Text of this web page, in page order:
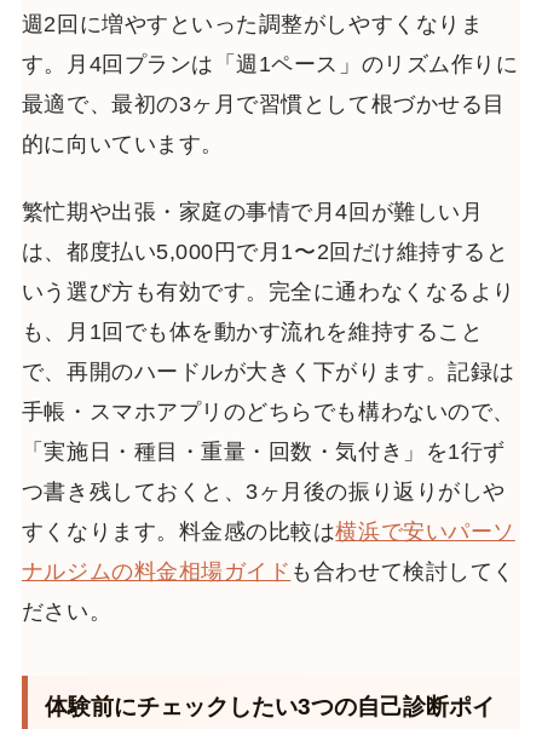
週2回に増やすといった調整がしやすくなりま
す。月4回プランは「週1ペース」のリズム作りに
最適で、最初の3ヶ月で習慣として根づかせる目
的に向いています。
繁忙期や出張・家庭の事情で月4回が難しい月
は、都度払い5,000円で月1〜2回だけ維持すると
いう選び方も有効です。完全に通わなくなるより
も、月1回でも体を動かす流れを維持すること
で、再開のハードルが大きく下がります。記録は
手帳・スマホアプリのどちらでも構わないので、
「実施日・種目・重量・回数・気付き」を1行ず
つ書き残しておくと、3ヶ月後の振り返りがしや
すくなります。料金感の比較は横浜で安いパーソ
ナルジムの料金相場ガイド も合わせて検討してく
ださい。
体験前にチェックしたい3つの自己診断ポイ